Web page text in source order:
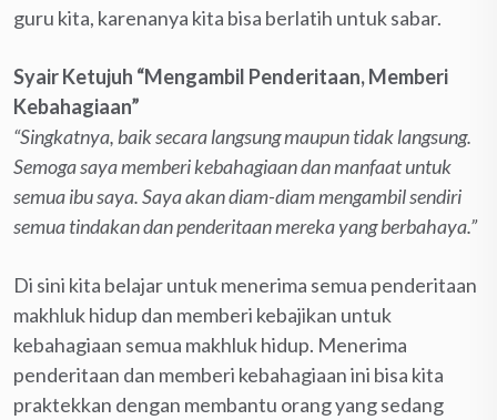
guru kita, karenanya kita bisa berlatih untuk sabar.
Syair Ketujuh “Mengambil Penderitaan, Memberi
Kebahagiaan”
“Singkatnya, baik secara langsung maupun tidak langsung.
Semoga saya memberi kebahagiaan dan manfaat untuk
semua ibu saya. Saya akan diam-diam mengambil sendiri
semua tindakan dan penderitaan mereka yang berbahaya.”
Di sini kita belajar untuk menerima semua penderitaan
makhluk hidup dan memberi kebajikan untuk
kebahagiaan semua makhluk hidup. Menerima
penderitaan dan memberi kebahagiaan ini bisa kita
praktekkan dengan membantu orang yang sedang